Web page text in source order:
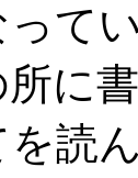
て
に
読